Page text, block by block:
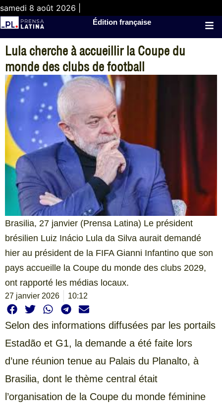
samedi 8 août 2026 |
Édition française
Lula cherche à accueillir la Coupe du
monde des clubs de football
Brasilia, 27 janvier (Prensa Latina) Le président
brésilien Luiz Inácio Lula da Silva aurait demandé
hier au président de la FIFA Gianni Infantino que son
pays accueille la Coupe du monde des clubs 2029,
ont rapporté les médias locaux.
27 janvier 2026 10:12
Selon des informations diffusées par les portails
Estadão et G1, la demande a été faite lors
d’une réunion tenue au Palais du Planalto, à
Brasilia, dont le thème central était
l’organisation de la Coupe du monde féminine